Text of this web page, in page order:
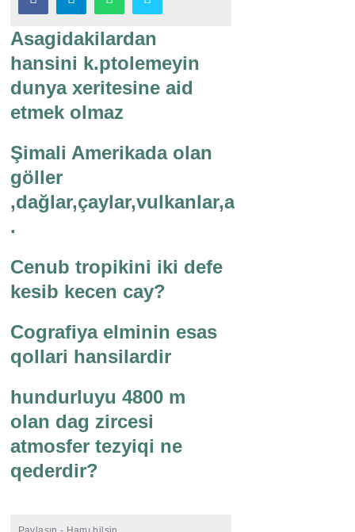
Asagidakilardan
hansini k.ptolemeyin
dunya xeritesine aid
etmek olmaz
Şimali Amerikada olan
göller
,dağlar,çaylar,vulkanlar,adalar
.
Cenub tropikini iki defe
kesib kecen cay?
Cografiya elminin esas
qollari hansilardir
hundurluyu 4800 m
olan dag zircesi
atmosfer tezyiqi ne
qederdir?